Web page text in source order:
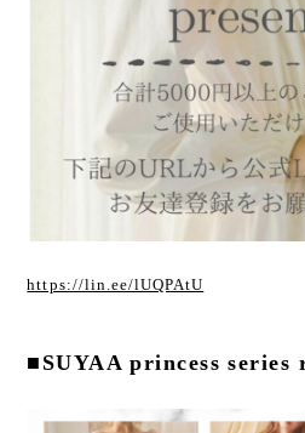
https://lin.ee/lUQPAtU
■SUYAA princess series